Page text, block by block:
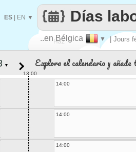
Haz
..en Bélgica ▼ | Jours
Días
ES EN ▼
▼ Explora el calendario y añade
13:00
14:00
14:00
14:00